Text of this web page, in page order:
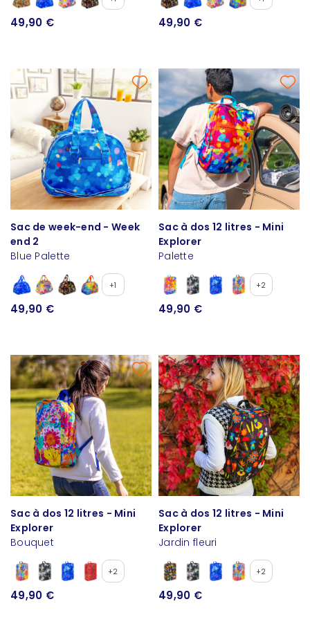
49,90 € 49,90 €
Sac de week-end - Week
end 2
Blue Palette
+1
49,90 €
Sac à dos 12 litres - Mini
Explorer
Palette
+2
49,90 €
Sac à dos 12 litres - Mini
Explorer
Bouquet
+2
49,90 €
Sac à dos 12 litres - Mini
Explorer
Jardin fleuri
+2
49,90 €